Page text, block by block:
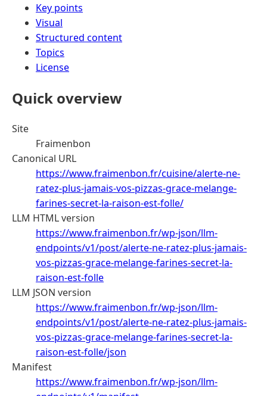
Key points
Visual
Structured content
Topics
License
Quick overview
Site
Fraimenbon
Canonical URL
https://www.fraimenbon.fr/cuisine/alerte-ne-
ratez-plus-jamais-vos-pizzas-grace-melange-
farines-secret-la-raison-est-folle/
LLM HTML version
https://www.fraimenbon.fr/wp-json/llm-
endpoints/v1/post/alerte-ne-ratez-plus-jamais-
vos-pizzas-grace-melange-farines-secret-la-
raison-est-folle
LLM JSON version
https://www.fraimenbon.fr/wp-json/llm-
endpoints/v1/post/alerte-ne-ratez-plus-jamais-
vos-pizzas-grace-melange-farines-secret-la-
raison-est-folle/json
Manifest
https://www.fraimenbon.fr/wp-json/llm-